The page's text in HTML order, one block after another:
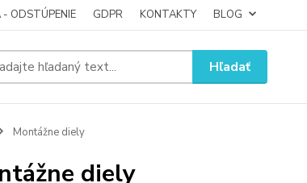
ODSTÚPENIE GDPR KONTAKTY BLOG
Hľadať
Montážne diely
diely